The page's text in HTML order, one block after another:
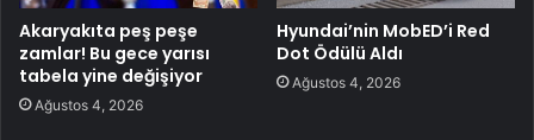
Akaryakıta peş peşe
zamlar! Bu gece yarısı
tabela yine değişiyor
Ağustos 4, 2026
Hyundai’nin MobED’i Red
Dot Ödülü Aldı
Ağustos 4, 2026